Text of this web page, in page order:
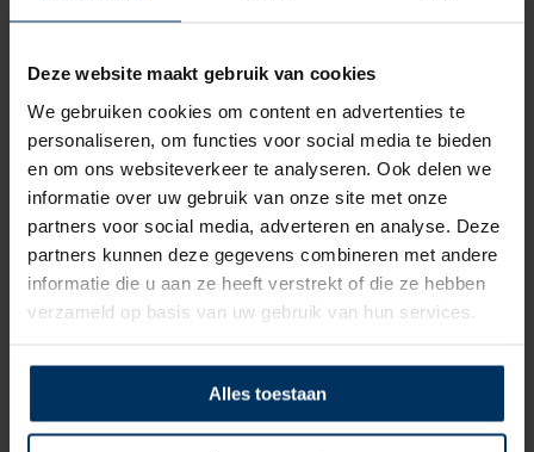
Deze website maakt gebruik van cookies
We gebruiken cookies om content en advertenties te
personaliseren, om functies voor social media te bieden
en om ons websiteverkeer te analyseren. Ook delen we
informatie over uw gebruik van onze site met onze
partners voor social media, adverteren en analyse. Deze
partners kunnen deze gegevens combineren met andere
informatie die u aan ze heeft verstrekt of die ze hebben
verzameld op basis van uw gebruik van hun services.
Alles toestaan
Vulnippel om fenders op te pompen
met een fietspomp
Artikelnummer: 9059613
€4,10 incl BTW